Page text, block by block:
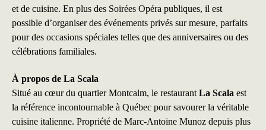
et de cuisine. En plus des Soirées Opéra publiques, il est
possible d’organiser des événements privés sur mesure, parfaits
pour des occasions spéciales telles que des anniversaires ou des
célébrations familiales.
À propos de La Scala
Situé au cœur du quartier Montcalm, le restaurant La Scala est
la référence incontournable à Québec pour savourer la véritable
cuisine italienne. Propriété de Marc-Antoine Munoz depuis plus